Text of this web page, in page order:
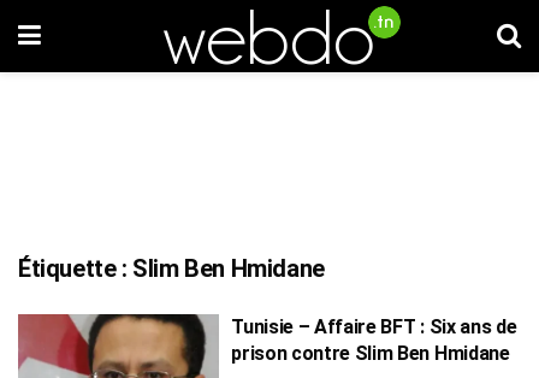
Étiquette : Slim Ben Hmidane
Tunisie – Affaire BFT : Six ans de
prison contre Slim Ben Hmidane